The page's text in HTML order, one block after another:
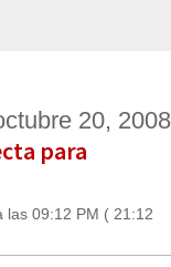
20, 2008
para
las 09:12 PM ( 21:12